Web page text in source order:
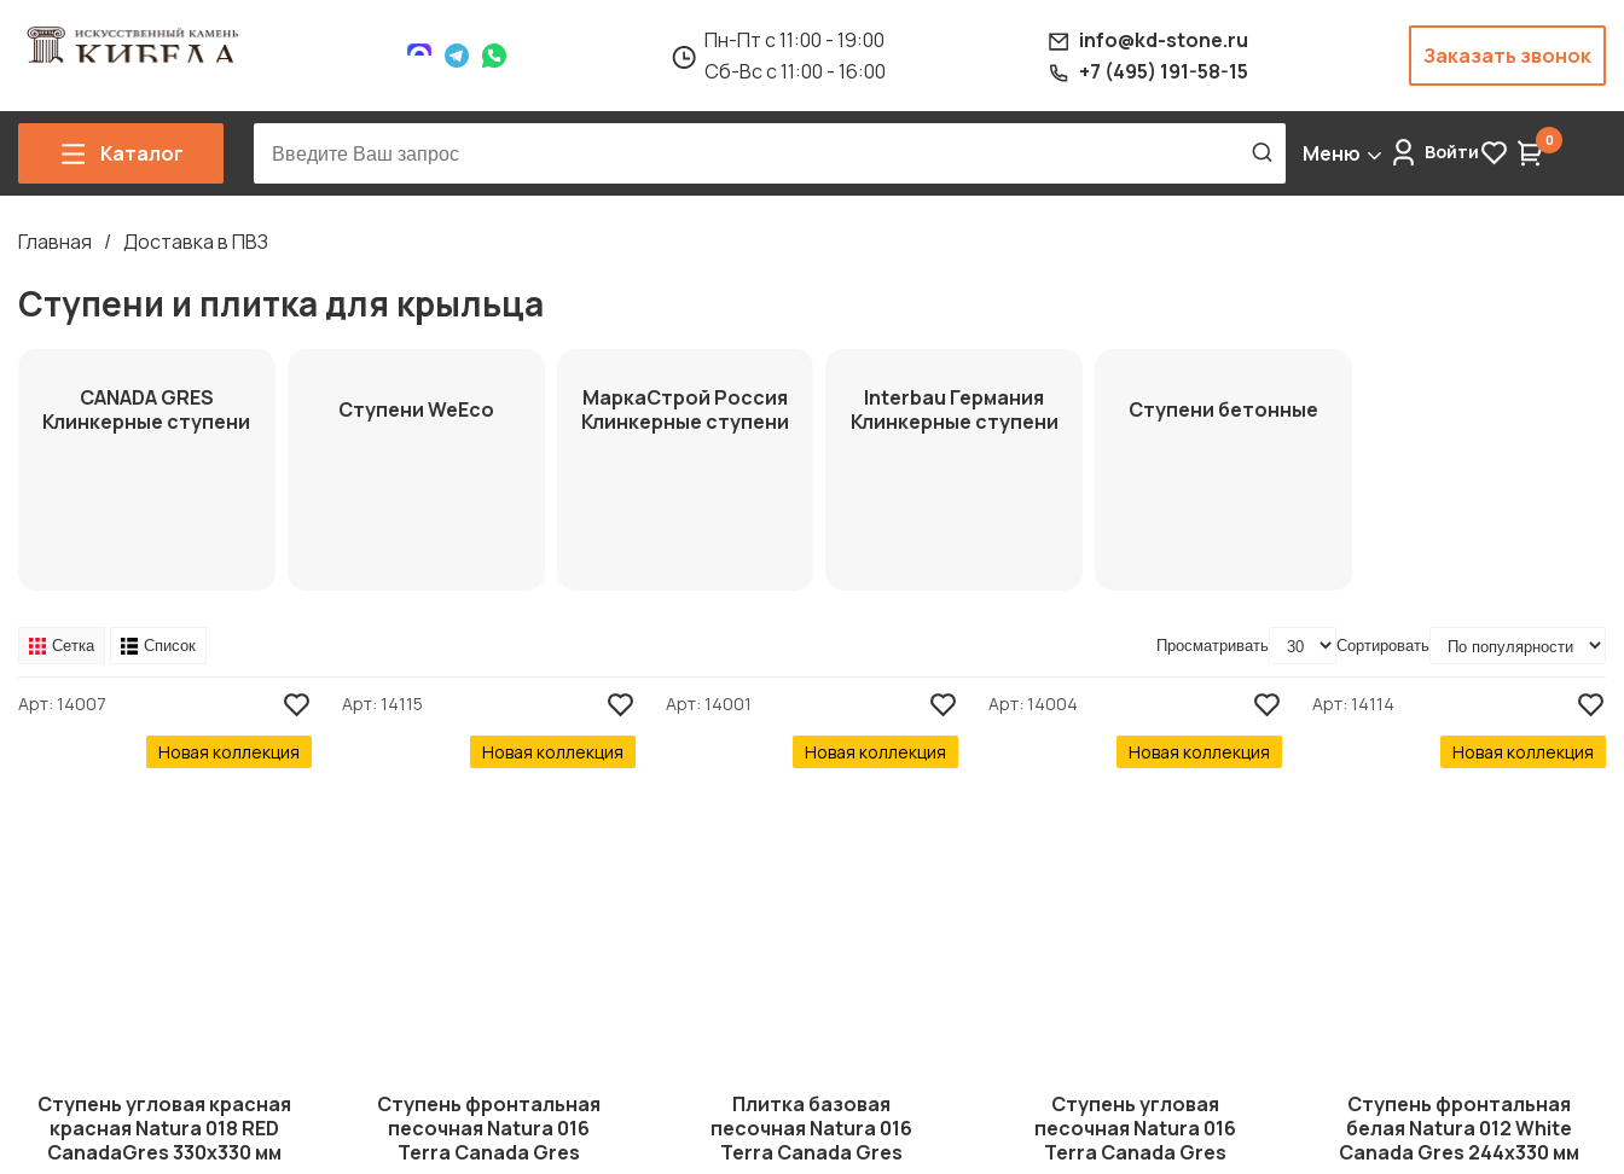
Пн-Пт с 11:00 - 19:00
Сб-Вс с 11:00 - 16:00
info@kd-stone.ru
+7 (495) 191-58-15
Заказать звонок
Каталог Меню Войти 0
Строка
навигации
Главная Доставка в ПВЗ
Ступени и плитка для крыльца
CANADA GRES
Клинкерные ступени
Ступени WeEco
МаркаСтрой Россия
Клинкерные ступени
Interbau Германия
Клинкерные ступени
Ступени бетонные
Сетка Список Просматривать Сортировать
Арт 14007
Новая коллекция
Ступень угловая красная
красная Natura 018 RED
CanadaGres 330x330 мм
Арт 14115
Новая коллекция
Ступень фронтальная
песочная Natura 016
Terra Canada Gres
Арт 14001
Новая коллекция
Плитка базовая
песочная Natura 016
Terra Canada Gres
Арт 14004
Новая коллекция
Ступень угловая
песочная Natura 016
Terra Canada Gres
Арт 14114
Новая коллекция
Ступень фронтальная
белая Natura 012 White
Canada Gres 244x330 мм